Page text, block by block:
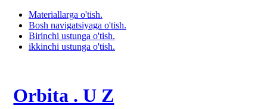
Materiallarga o'tish.
Bosh navigatsiyaga o'tish.
Birinchi ustunga o'tish.
ikkinchi ustunga o'tish.
Orbita . U Z